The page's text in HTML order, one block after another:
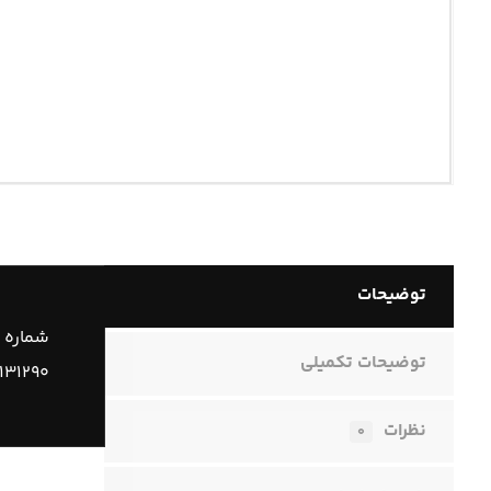
توضیحات
توضیحات تکمیلی
نظرات ۰